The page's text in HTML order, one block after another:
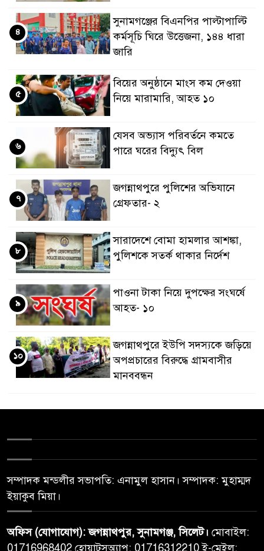
সুনামগঞ্জের বিএনপির পাল্টাপাল্টি
কর্মসূচি ঘিরে উত্তেজনা, ১৪৪ ধারা
জারি
৪
বিয়ের অনুষ্ঠানে মাংস কম দেওয়া
নিয়ে মারামারি, আহত ১০
৫
যেসব অভ্যাস পরিবর্তনে কমতে
পারে ঘরের বিদ্যুৎ বিল
৬
জগন্নাথপুরে পুলিশের অভিযানে
গ্রেফতার- ২
৭
সারাদেশে বোমা হামলার আশঙ্কা,
পুলিশকে সতর্ক থাকার নির্দেশ
৮
পাওনা টাকা নিয়ে দুপক্ষের সংঘর্ষে
আহত- ১০
৯
জগন্নাথপুরে ইউপি সদস্যকে জড়িয়ে
অপপ্রচারের বিরুদ্ধে গ্রামবাসীর
মানববন্ধন
১০
সম্পাদক মন্ডলীর সভাপতি: এনামুল হাসান। সম্পাদক: মুহাম্মদ
ইয়াকুব মিয়া।
অফিস (যোগাযোগ): জগন্নাথপুর, সুনামগঞ্জ, সিলেট। মোবাইল:
01716968402 হোয়াটসঅ্যাপ: 01716312210 ই-মেইল: